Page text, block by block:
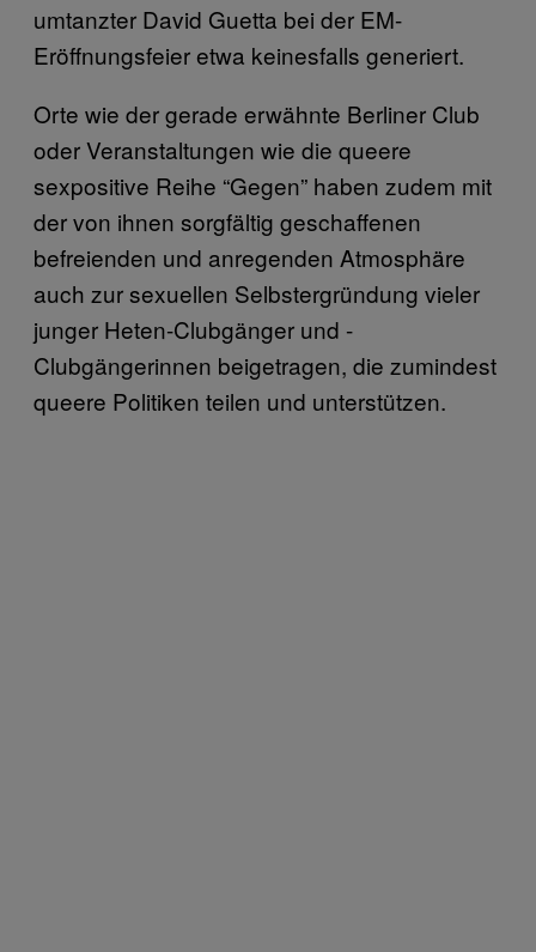
umtanzter David Guetta bei der EM-
Eröffnungsfeier etwa keinesfalls generiert.
Orte wie der gerade erwähnte Berliner Club
oder Veranstaltungen wie die queere
sexpositive Reihe “Gegen” haben zudem mit
der von ihnen sorgfältig geschaffenen
befreienden und anregenden Atmosphäre
auch zur sexuellen Selbstergründung vieler
junger Heten-Clubgänger und -
Clubgängerinnen beigetragen, die zumindest
queere Politiken teilen und unterstützen.